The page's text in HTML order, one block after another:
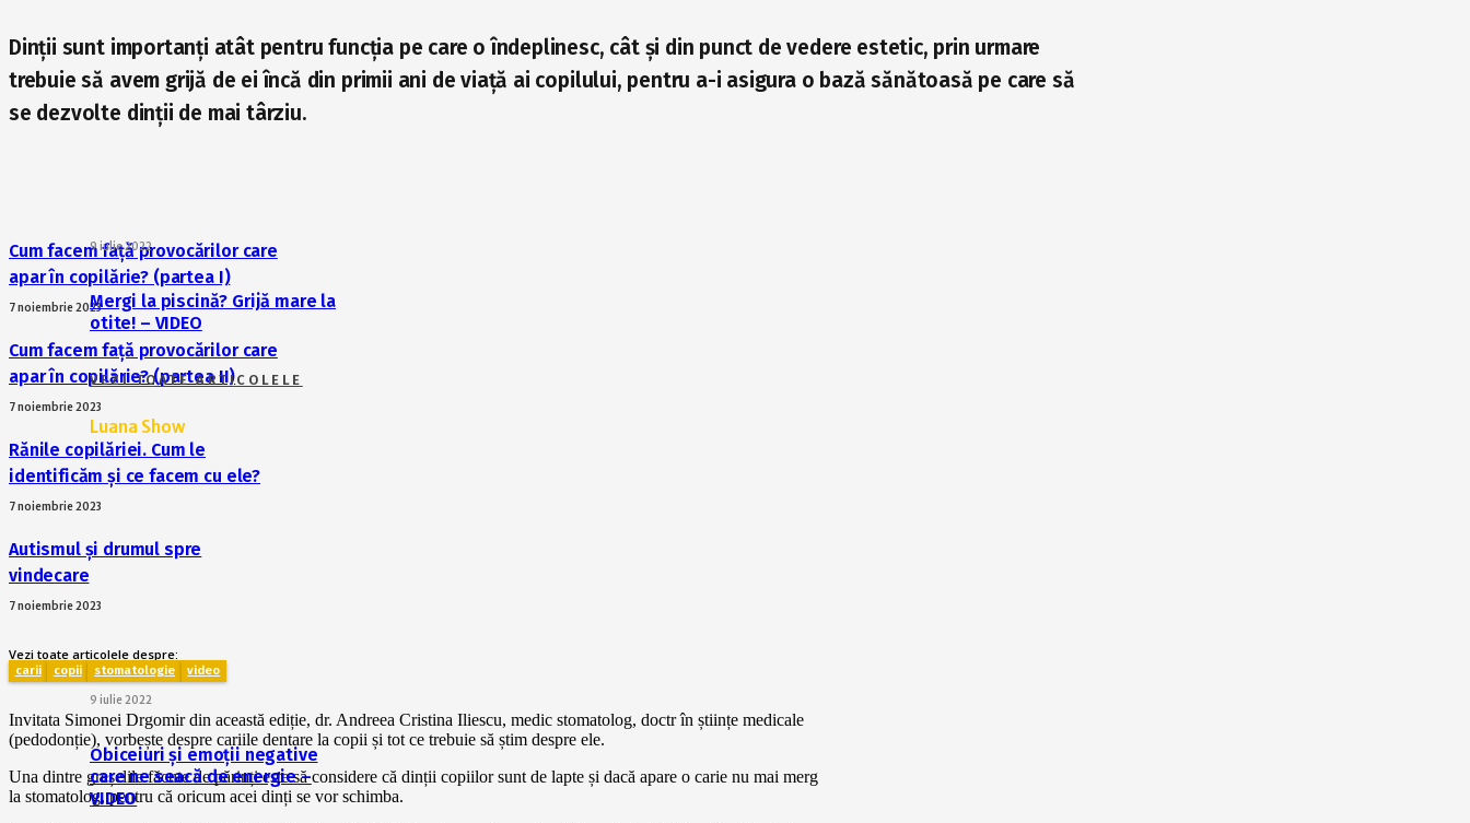
9 iulie 2022
Mergi la piscină? Grijă mare la
otite! – VIDEO
VEZI TOATE ARTICOLELE
Luana Show
9 iulie 2022
Obiceiuri și emoții negative
care ne seacă de energie –
VIDEO
Dinții sunt importanți atât pentru funcția pe care o îndeplinesc, cât și din punct de vedere estetic, prin urmare
trebuie să avem grijă de ei încă din primii ani de viață ai copilului, pentru a-i asigura o bază sănătoasă pe care să
se dezvolte dinții de mai târziu.
Cum facem față provocărilor care
apar în copilărie? (partea I)
7 noiembrie 2023
Cum facem față provocărilor care
apar în copilărie? (partea II)
7 noiembrie 2023
Rănile copilăriei. Cum le
identificăm și ce facem cu ele?
7 noiembrie 2023
Autismul și drumul spre
vindecare
7 noiembrie 2023
Vezi toate articolele despre:
carii copii stomatologie video
Invitata Simonei Drgomir din această ediție, dr. Andreea Cristina Iliescu, medic stomatolog, doctr în științe medicale
(pedodonție), vorbește despre cariile dentare la copii și tot ce trebuie să știm despre ele.
Una dintre greșelile făcute de părinți este să considere că dinții copiilor sunt de lapte și dacă apare o carie nu mai merg
la stomatolog, pentru că oricum acei dinți se vor schimba.